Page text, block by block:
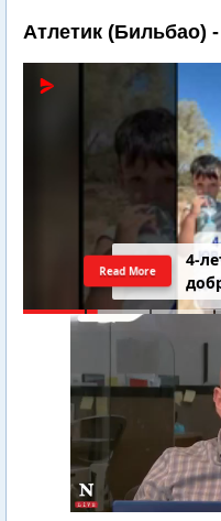
Атлетик (Бильбао)
4-
Read More